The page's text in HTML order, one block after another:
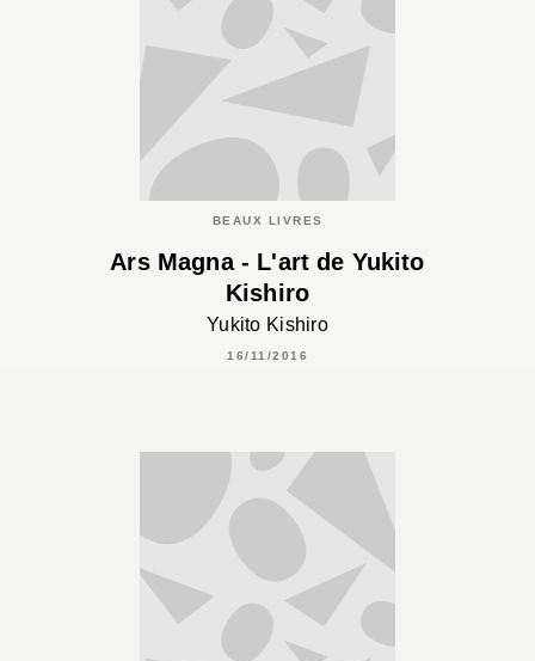
BEAUX LIVRES
Ars Magna - L'art de Yukito
Kishiro
Yukito Kishiro
16/11/2016